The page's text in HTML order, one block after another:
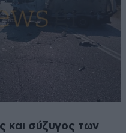
και σύζυγος των